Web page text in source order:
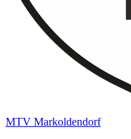
MTV Markoldendorf